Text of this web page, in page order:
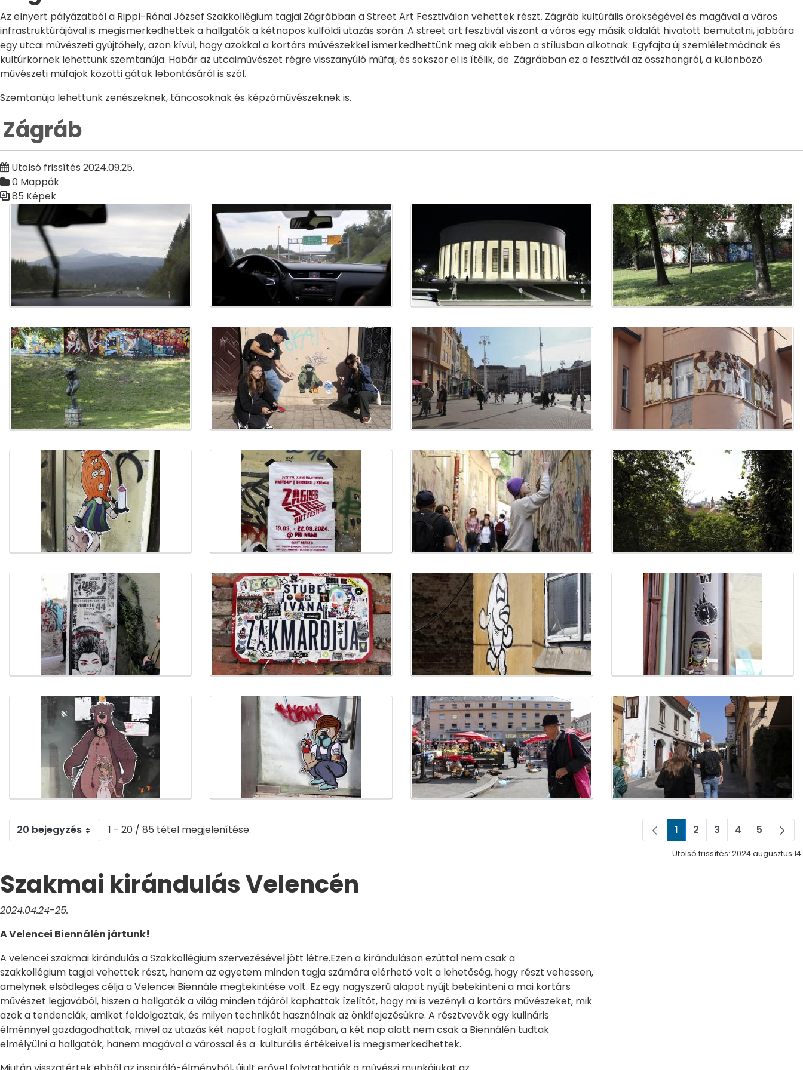
Az elnyert pályázatból a Rippl-Rónai József Szakkollégium tagjai Zágrábban a Street Art Fesztiválon vehettek részt. Zágráb kultúrális örökségével és magával a város
infrastruktúrájával is megismerkedhettek a hallgatók a kétnapos külföldi utazás során. A street art fesztivál viszont a város egy másik oldalát hivatott bemutatni, jobbára
egy utcai művészeti gyűjtőhely, azon kívül, hogy azokkal a kortárs művészekkel ismerkedhettünk meg akik ebben a stílusban alkotnak. Egyfajta új szemléletmódnak és
kultúrkörnek lehettünk szemtanúja. Habár az utcaiművészet régre visszanyúló műfaj, és sokszor el is ítélik, de Zágrábban ez a fesztivál az összhangról, a különböző
művészeti műfajok közötti gátak lebontásáról is szól.
Szemtanúja lehettünk zenészeknek, táncosoknak és képzőművészeknek is.
Zágráb
Utolsó frissítés 2024.09.25.
0 Mappák
85 Képek
Médiatár
20 bejegyzés 1 - 20 / 85 tétel megjelenítése. Oldal
1 Oldal
2 Oldal
3 Oldal
4 Oldal
5
Utolsó frissítés: 2024 augusztus 14.
Szakmai kirándulás Velencén
2024.04.24-25.
A Velencei Biennálén jártunk!
A velencei szakmai kirándulás a Szakkollégium szervezésével jött létre.Ezen a kiránduláson ezúttal nem csak a
szakkollégium tagjai vehettek részt, hanem az egyetem minden tagja számára elérhető volt a lehetőség, hogy részt vehessen,
amelynek elsődleges célja a Velencei Biennále megtekintése volt. Ez egy nagyszerű alapot nyújt betekinteni a mai kortárs
művészet legjavából, hiszen a hallgatók a világ minden tájáról kaphattak ízelítőt, hogy mi is vezényli a kortárs művészeket, mik
azok a tendenciák, amiket feldolgoztak, és milyen technikát használnak az önkifejezésükre. A résztvevők egy kulináris
élménnyel gazdagodhattak, mivel az utazás két napot foglalt magában, a két nap alatt nem csak a Biennálén tudtak
elmélyülni a hallgatók, hanem magával a várossal és a kulturális értékeivel is megismerkedhettek.